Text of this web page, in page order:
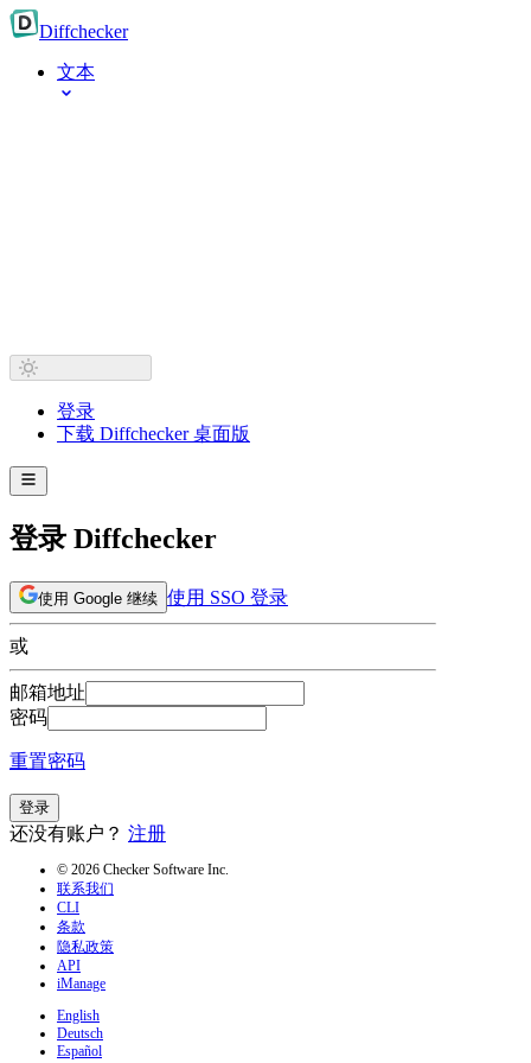
Diffchecker
文本
登录
下载 Diffchecker 桌面版
登录 Diffchecker
使用 Google 继续 使用 SSO 登录
或
邮箱地址
密码
重置密码
登录
还没有账户？ 注册
© 2026 Checker Software Inc.
联系我们
CLI
条款
隐私政策
API
iManage
English
Deutsch
Español